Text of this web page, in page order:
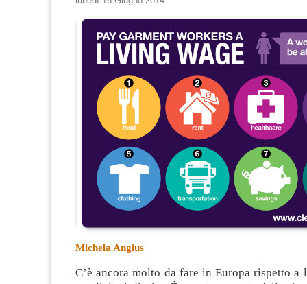
Michela Angius
C’è ancora molto da fare in Europa rispetto